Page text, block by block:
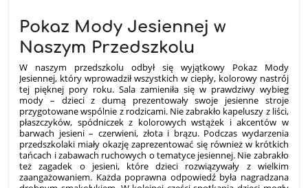
Pokaz Mody Jesiennej w
Naszym Przedszkolu
W naszym przedszkolu odbył się wyjątkowy Pokaz Mody
Jesiennej, który wprowadził wszystkich w ciepły, kolorowy nastrój
tej pięknej pory roku. Sala zamieniła się w prawdziwy wybieg
mody – dzieci z dumą prezentowały swoje jesienne stroje
przygotowane wspólnie z rodzicami. Nie zabrakło kapeluszy z liści,
płaszczyków, spódniczek z kolorowych wstążek i akcentów w
barwach jesieni – czerwieni, złota i brązu. Podczas wydarzenia
przedszkolaki miały okazję zaprezentować się również w krótkich
tańcach i zabawach ruchowych o tematyce jesiennej. Nie zabrakło
też zagadek o jesieni, które dzieci rozwiązywały z wielkim
zaangażowaniem. Każda poprawna odpowiedź była nagradzana